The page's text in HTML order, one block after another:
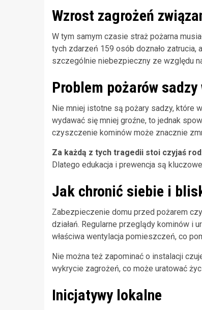
Wzrost zagrożeń
W tym samym czasie straż pożarna
tych zdarzeń 159 osób doznało zatrucia,
szczególnie niebezpieczny ze względu
Problem pożarów
Nie mniej istotne są pożary sadzy, które
wydawać się mniej groźne, to jednak
czyszczenie kominów może znacznie
Za każdą z tych tragedii stoi czyjaś
Dlatego edukacja i prewencja są
Jak chronić siebie i
Zabezpieczenie domu przed pożarem
działań. Regularne przeglądy kominów i
właściwa wentylacja pomieszczeń, co
Nie można też zapominać o instalacji
wykrycie zagrożeń, co może uratować
Inicjatywy lokalne